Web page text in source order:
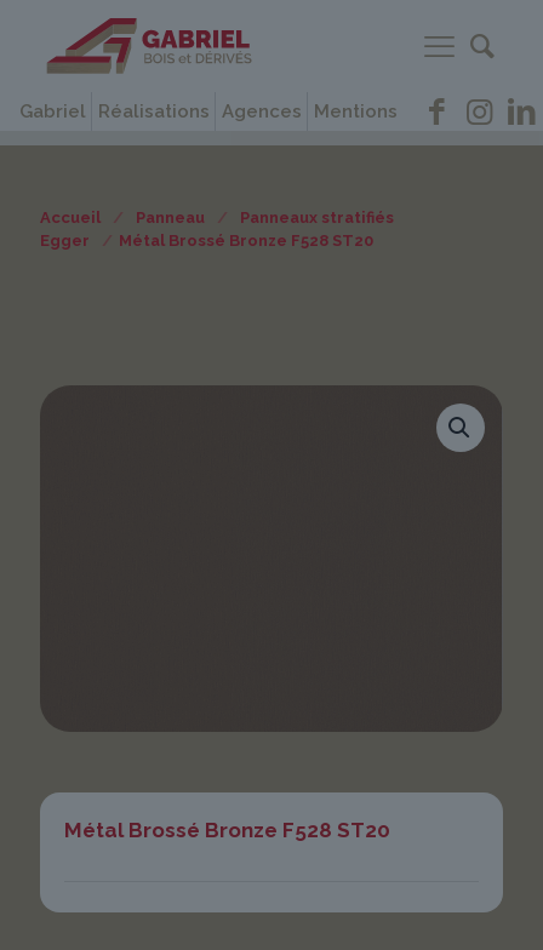
Gabriel Réalisations Agences Mentions
Accueil / Panneau /
Panneaux stratifiés
Egger
/ Métal Brossé Bronze F528 ST20
Métal Brossé Bronze F528 ST20